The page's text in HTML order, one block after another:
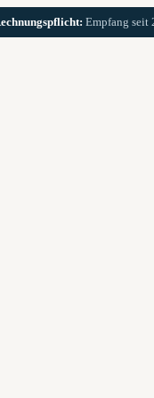
Empfang seit